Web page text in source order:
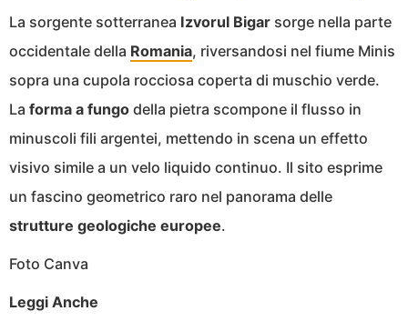
La sorgente sotterranea Izvorul Bigar sorge nella parte
occidentale della Romania, riversandosi nel fiume Minis
sopra una cupola rocciosa coperta di muschio verde.
La forma a fungo della pietra scompone il flusso in
minuscoli fili argentei, mettendo in scena un effetto
visivo simile a un velo liquido continuo. Il sito esprime
un fascino geometrico raro nel panorama delle
strutture geologiche europee.
Foto Canva
Leggi Anche